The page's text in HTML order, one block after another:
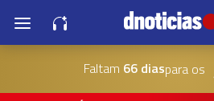
Faltam 66 diaspara os